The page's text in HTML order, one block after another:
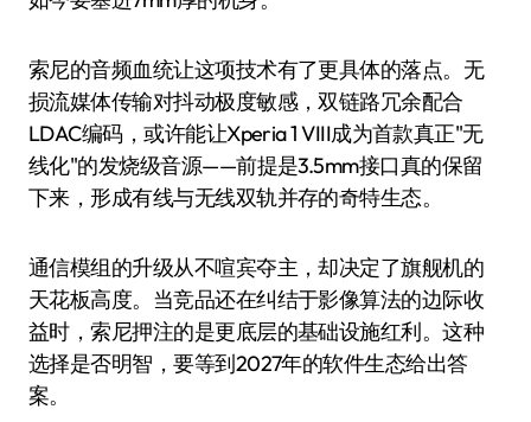
索尼的音频血统让这项技术有了更具体的落点。无
损流媒体传输对抖动极度敏感，双链路冗余配合
LDAC编码，或许能让Xperia 1 VIII成为首款真正"无
线化"的发烧级音源——前提是3.5mm接口真的保留
下来，形成有线与无线双轨并存的奇特生态。
通信模组的升级从不喧宾夺主，却决定了旗舰机的
天花板高度。当竞品还在纠结于影像算法的边际收
益时，索尼押注的是更底层的基础设施红利。这种
选择是否明智，要等到2027年的软件生态给出答
案。